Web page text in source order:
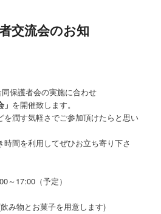
交流会のお知
保護者会の実施に合わせ
を開催致します。
を潤す気軽さでご参加頂けたらと思い
間を利用してぜひお立ち寄り下さ
17:00（予定）
み物とお菓子を用意します)